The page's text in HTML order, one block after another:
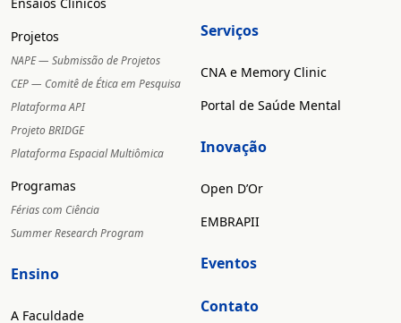
Projetos
NAPE — Submissão de Projetos
CEP — Comitê de Ética em Pesquisa
Plataforma API
Projeto BRIDGE
Plataforma Espacial Multiômica
Programas
Férias com Ciência
Summer Research Program
Ensino
A Faculdade
Serviços
CNA e Memory Clinic
Portal de Saúde Mental
Inovação
Open D’Or
EMBRAPII
Eventos
Contato